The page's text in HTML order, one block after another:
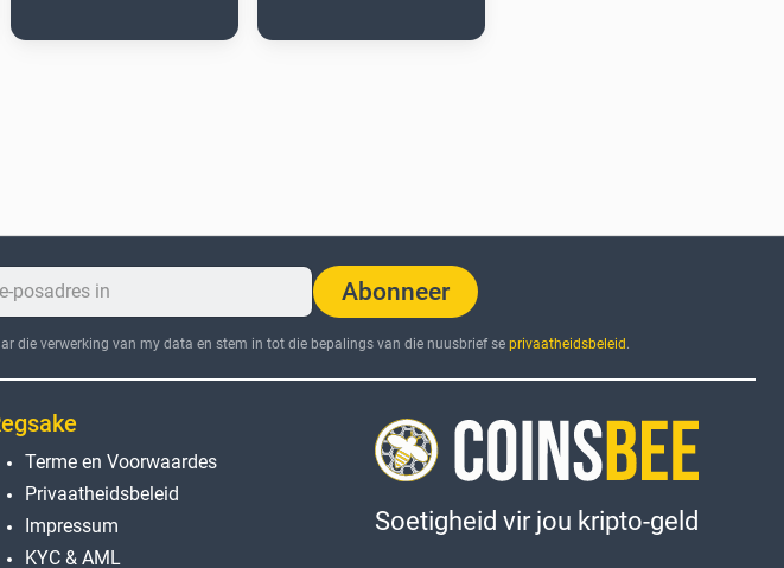
Abonneer
die verwerking van my data en stem in tot die bepalings van die nuusbrief se privaatheidsbeleid .
Terme en Voorwaardes
Privaatheidsbeleid
Impressum
KYC & AML
Soetigheid vir jou kripto-geld